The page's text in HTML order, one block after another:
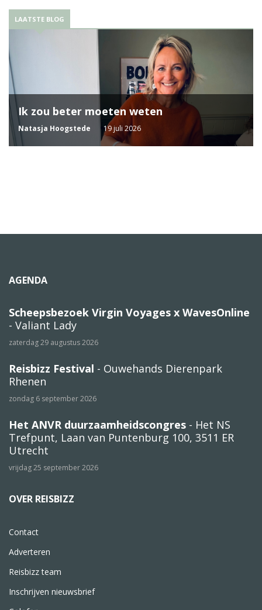
LAATSTE BLOG
Ik zou beter moeten weten
Natasja Hoogstede 19 juli 2026
AGENDA
Scheepsbezoek Virgin Voyages x WavesOnline
- Valiant Lady
zaterdag 29 augustus 2026
Reisbizz Festival - Ouwehands Dierenpark
Rhenen
zondag 6 september 2026
Het ANVR duurzaamheidscongres - Het NS
Trefpunt, Laan van Puntenburg 100, 3511 ER
Utrecht
vrijdag 25 september 2026
OVER REISBIZZ
Contact
Adverteren
Reisbizz team
Inschrijven nieuwsbrief